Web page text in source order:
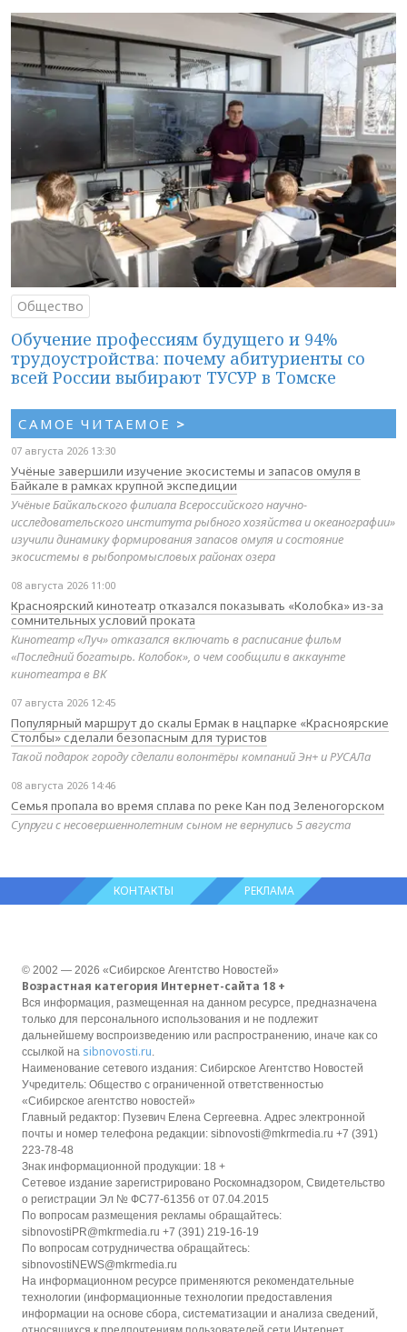
Общество
Обучение профессиям будущего и 94%
трудоустройства: почему абитуриенты со
всей России выбирают ТУСУР в Томске
САМОЕ ЧИТАЕМОЕ >
07 августа 2026 13:30
Учёные завершили изучение экосистемы и запасов омуля в
Байкале в рамках крупной экспедиции
Учёные Байкальского филиала Всероссийского научно-
исследовательского института рыбного хозяйства и океанографии»
изучили динамику формирования запасов омуля и состояние
экосистемы в рыбопромысловых районах озера
08 августа 2026 11:00
Красноярский кинотеатр отказался показывать «Колобка» из-за
сомнительных условий проката
Кинотеатр «Луч» отказался включать в расписание фильм
«Последний богатырь. Колобок», о чем сообщили в аккаунте
кинотеатра в ВК
07 августа 2026 12:45
Популярный маршрут до скалы Ермак в нацпарке «Красноярские
Столбы» сделали безопасным для туристов
Такой подарок городу сделали волонтёры компаний Эн+ и РУСАЛа
08 августа 2026 14:46
Семья пропала во время сплава по реке Кан под Зеленогорском
Супруги с несовершеннолетним сыном не вернулись 5 августа
КОНТАКТЫ РЕКЛАМА
© 2002 — 2026 «Сибирское Агентство Новостей»
Возрастная категория Интернет-сайта 18 +
Вся информация, размещенная на данном ресурсе, предназначена
только для персонального использования и не подлежит
дальнейшему воспроизведению или распространению, иначе как со
ссылкой на sibnovosti.ru
Наименование сетевого издания: Сибирское Агентство Новостей
Учредитель: Общество с ограниченной ответственностью
«Сибирское агентство новостей»
Главный редактор: Пузевич Елена Сергеевна. Адрес электронной
почты и номер телефона редакции: sibnovosti@mkrmedia.ru +7 (391)
223-78-48
Знак информационной продукции: 18 +
Сетевое издание зарегистрировано Роскомнадзором, Свидетельство
о регистрации Эл № ФС77-61356 от 07.04.2015
По вопросам размещения рекламы обращайтесь:
sibnovostiPR@mkrmedia.ru +7 (391) 219-16-19
По вопросам сотрудничества обращайтесь:
sibnovostiNEWS@mkrmedia.ru
На информационном ресурсе применяются рекомендательные
технологии (информационные технологии предоставления
информации на основе сбора, систематизации и анализа сведений,